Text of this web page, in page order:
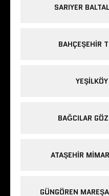
SARIYER
BAHÇEŞEHIR
BAĞCILAR
ATAŞEHIR
GÜNGÖREN